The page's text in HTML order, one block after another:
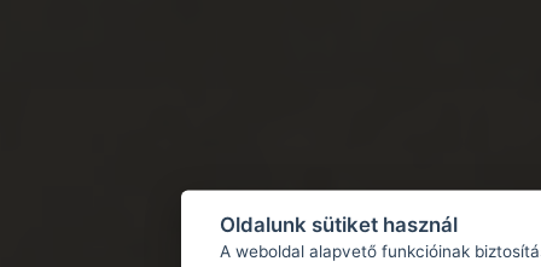
Oldalunk sütiket használ
A weboldal alapvető funkcióinak